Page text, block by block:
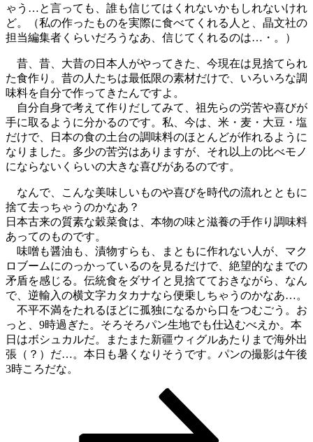
ゃう…と言っても、誰も信じてはくれないかもしれないけれ
ど。（私の作ったものを実際に食べてくれる人と、晶文社の
担当編集者くらいだろうなあ、信じてくれるのは…・。）
昔、昔、大昔の日本人がやってきた、今現在は見捨てられ
た食作り。昔の人たちは最低限の素材だけで、いろいろな調
味料を自分で作ってきたんですよ。
自分自身で考えて作りだしてみて、祖先らの労苦や喜びが
手に取るように分かるのです。私、今は、米・麦・大豆・塩
だけで、日本の食の土台の調味料のほとんどが作れるように
なりました。多少の苦労はありますが、それ以上の比べモノ
にならないくらいの大きな喜びがあるのです。
なんで、こんな美味しいものや喜びを時代の流れとともに
捨て去っちゃうのかなあ？
日本古来の質素な穀菜食は、本物の味と滋養の手作り調味料
あってのものです。
味噌も醤油も、漬物すらも、まともに作れない人が、マク
ロブームにのっかっているのを見るだけで、絶望的なまでの
矛盾を感じる。伝統食をダサイと見捨てておきながら、なん
で、逆輸入の横文字カタカナなら便乗しちゃうのかなあ…。
不平不満をたれるほどに孤独になるから口をつむごう。お
っと、9時過ぎた。そろそろパン生地でも仕込むべえか。本
日はボシュカルだ。またまた新疆ウィグルあたりまで海外出
張（？）だ…。本日も暑くなりそうです。パンの撮影は午後
3時ころだな。